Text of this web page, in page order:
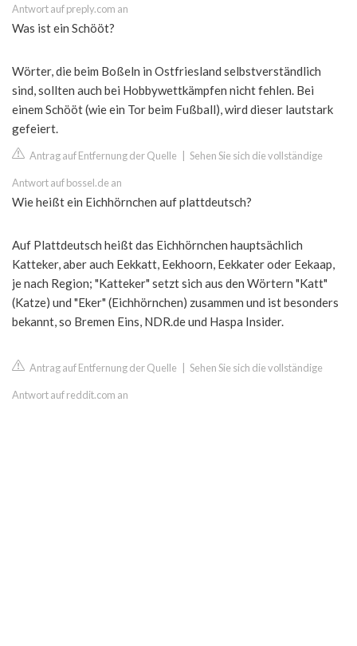
Antwort auf preply.com an
Was ist ein Schööt?
Wörter, die beim Boßeln in Ostfriesland selbstverständlich
sind, sollten auch bei Hobbywettkämpfen nicht fehlen. Bei
einem Schööt (wie ein Tor beim Fußball), wird dieser lautstark
gefeiert.
Antrag auf Entfernung der Quelle Sehen Sie sich die vollständige
Antwort auf bossel.de an
Wie heißt ein Eichhörnchen auf plattdeutsch?
Auf Plattdeutsch heißt das Eichhörnchen hauptsächlich
Katteker, aber auch Eekkatt, Eekhoorn, Eekkater oder Eekaap,
je nach Region; "Katteker" setzt sich aus den Wörtern "Katt"
(Katze) und "Eker" (Eichhörnchen) zusammen und ist besonders
bekannt, so Bremen Eins, NDR.de und Haspa Insider.
Antrag auf Entfernung der Quelle Sehen Sie sich die vollständige
Antwort auf reddit.com an